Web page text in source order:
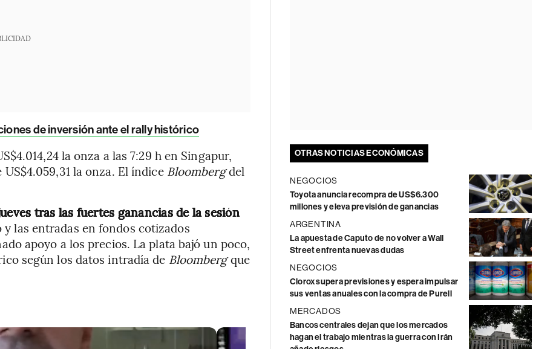
de inversión ante el rally histórico
la onza a las 7:29 h en Singapur,
la onza. El índice Bloombergdel
tras las fuertes ganancias de la sesión
las entradas en fondos cotizados
apoyo a los precios. La plata bajó un poco,
según los datos intradía de Bloombergque
OTRAS NOTICIAS ECONÓMICAS
NEGOCIOS
Toyota anuncia recompra de US$6.300
millones y eleva previsión de ganancias
ARGENTINA
La apuesta de Caputo de no volver a Wall
Street enfrenta nuevas dudas
NEGOCIOS
Clorox supera previsiones y espera impulsar
sus ventas anuales con la compra de Purell
MERCADOS
Bancos centrales dejan que los mercados
hagan el trabajo mientras la guerra con Irán